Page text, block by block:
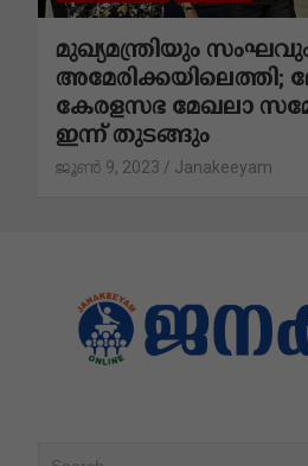
മുഖ്യമന്ത്രിയും
അമേരിക്കയിലെത്തി;
കേരളസഭ മേഖലാ
ഇന്ന് തുടങ്ങും
ജൂൺ 9, 2023 Janakeeyam